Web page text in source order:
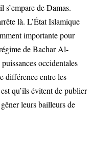
s’empare de Damas.
là. L’État Islamique
importante pour
de Bachar Al-
occidentales
différence entre les
qu’ils évitent de publier
leurs bailleurs de